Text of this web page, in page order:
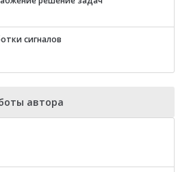
сигналов
автора